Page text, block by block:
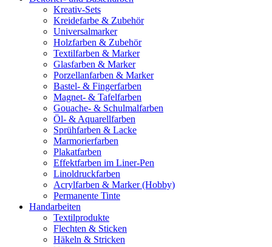
Kreativ-Sets
Kreidefarbe & Zubehör
Universalmarker
Holzfarben & Zubehör
Textilfarben & Marker
Glasfarben & Marker
Porzellanfarben & Marker
Bastel- & Fingerfarben
Magnet- & Tafelfarben
Gouache- & Schulmalfarben
Öl- & Aquarellfarben
Sprühfarben & Lacke
Marmorierfarben
Plakatfarben
Effektfarben im Liner-Pen
Linoldruckfarben
Acrylfarben & Marker (Hobby)
Permanente Tinte
Handarbeiten
Textilprodukte
Flechten & Sticken
Häkeln & Stricken